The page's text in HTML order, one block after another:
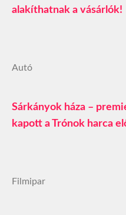
alakíthatnak a vásárlók!
Autó
Sárkányok háza –
kapott a Trónok harca
Filmipar